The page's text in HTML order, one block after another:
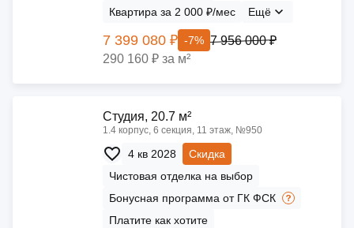
Квартира за 2 000 ₽/мес
Ещё
7 399 080 ₽ -7% 7 956 000 ₽
290 160 ₽ за м²
Cтудия, 20.7 м²
1.4 корпус, 6 секция, 11 этаж, №950
4 кв 2028
Скидка
Чистовая отделка на выбор
Бонусная программа от ГК ФСК
Платите как хотите